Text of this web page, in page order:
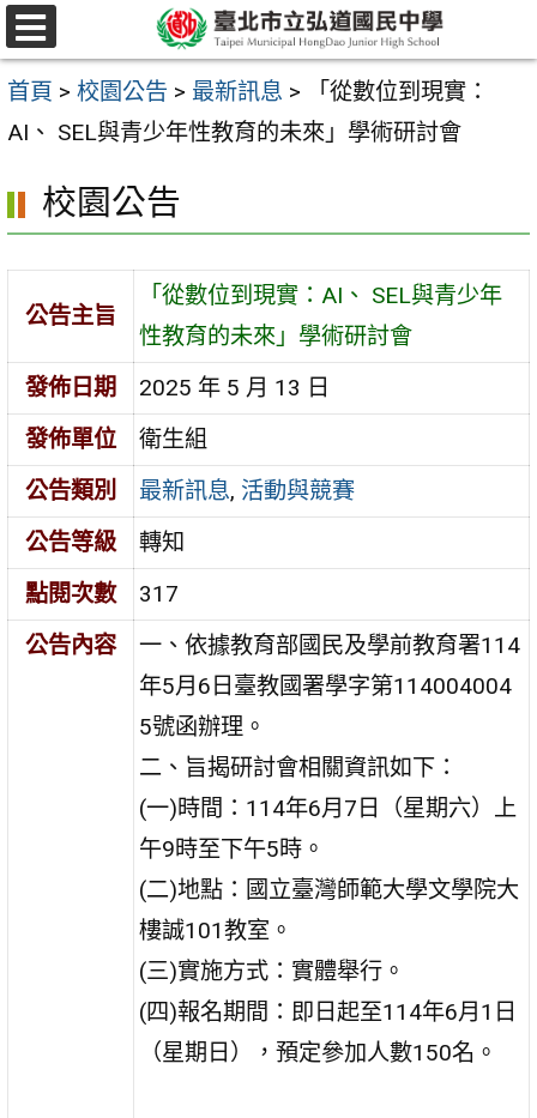
跳
至
主
要
容
區
選
單
首頁 > 校園公告 > 最新訊息 >
「從數位到現實：
AI、 SEL與青少年性教育的未來」學術研討會
校園公告
公告主旨
「從數位到現實：AI、 SEL與青少年
性教育的未來」學術研討會
發佈日期
2025 年 5 月 13 日
發佈單位
衛生組
公告類別
最新訊息, 活動與競賽
公告等級
轉知
點閱次數
317
公告內容
一、依據教育部國民及學前教育署114
年5月6日臺教國署學字第114004004
5號函辦理。
二、旨揭研討會相關資訊如下：
(一)時間：114年6月7日（星期六）上
午9時至下午5時。
(二)地點：國立臺灣師範大學文學院大
樓誠101教室。
(三)實施方式：實體舉行。
(四)報名期間：即日起至114年6月1日
（星期日），預定參加人數150名。